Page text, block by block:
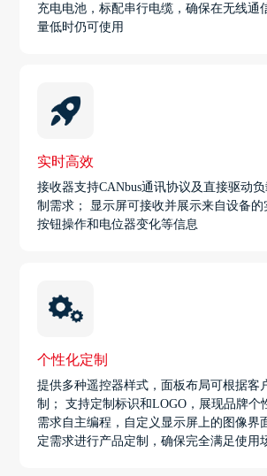
充电电池，标配串行电缆，确保在无线通
量低时仍可使用
实时高效
接收器支持CANbus通讯协议及直接驱动
制需求； 显示屏可接收并展示来自设备
按钮操作和电位器变化等信息
个性化定制
提供多种遥控器样式，面板布局可根据客
制； 支持定制标识和LOGO，展现品牌个
需求自主编程，自定义显示屏上的图像界
定需求进行产品定制，确保完全满足使用